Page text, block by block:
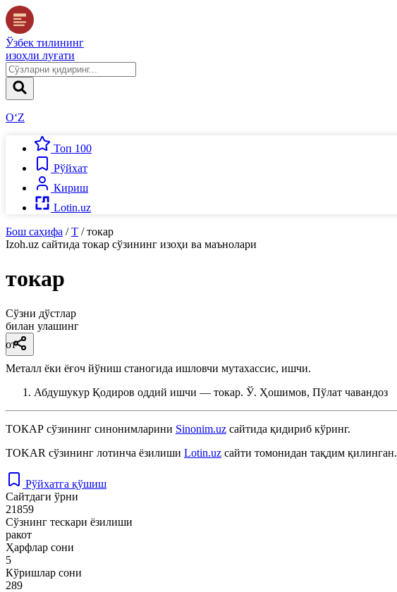
Ўзбек тилининг
изоҳли луғати
O‘Z
Топ 100
Рўйхат
Кириш
Lotin.uz
Бош саҳифа / Т / токар
Izoh.uz сайтида токар сўзининг изоҳи ва маънолари
токар
Сўзни дўстлар
билан улашинг
от
Металл ёки ёғоч йўниш станогида ишловчи мутахассис, ишчи.
Абдушукур Қодиров оддий ишчи — токар. Ў. Ҳошимов, Пўлат чавандоз
ТОКАР сўзининг синонимларини Sinonim.uz сайтида қидириб кўринг.
TOKAR сўзининг лотинча ёзилиши Lotin.uz сайти томонидан тақдим қилинган.
Рўйхатга қўшиш
Сайтдаги ўрни
21859
Сўзнинг тескари ёзилиши
ракот
Ҳарфлар сони
5
Кўришлар сони
289